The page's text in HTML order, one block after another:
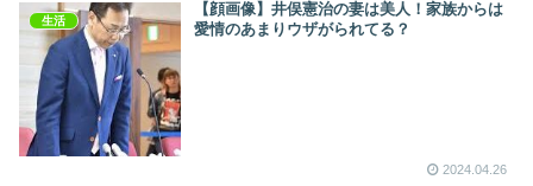
生活
【顔画像】井俣憲治の妻は美人！家族からは
愛情のあまりウザがられてる？
2024.04.26